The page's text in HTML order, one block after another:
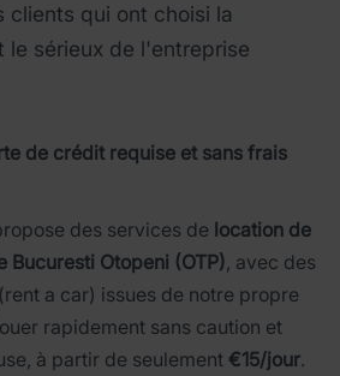
clients qui ont choisi la
le sérieux de l'entreprise
de crédit requise et sans frais
des services de location de
Bucuresti Otopeni (OTP), avec des
(rent a car) issues de notre propre
rapidement sans caution et
à partir de seulement €15/jour.